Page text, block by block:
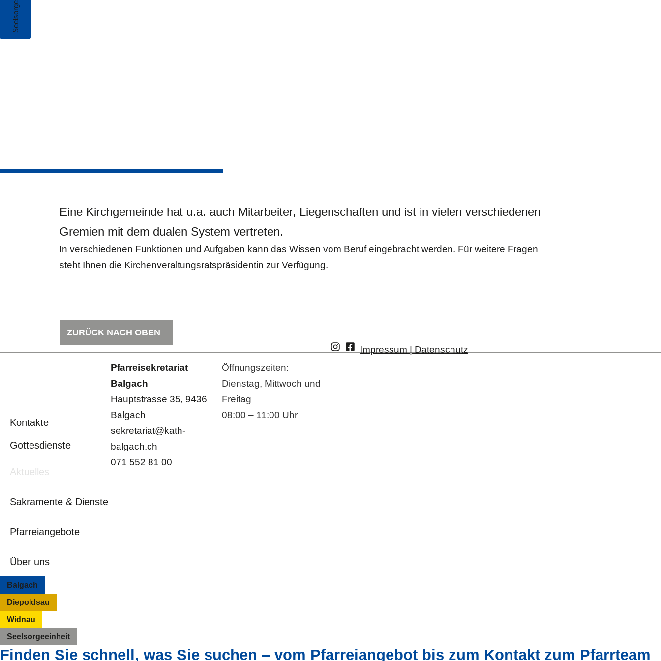
Eine Kirchgemeinde hat u.a. auch Mitarbeiter, Liegenschaften und ist in vielen verschiedenen
Gremien mit dem dualen System vertreten.
In verschiedenen Funktionen und Aufgaben kann das Wissen vom Beruf eingebracht werden. Für weitere Fragen
steht Ihnen die Kirchenveraltungsratspräsidentin zur Verfügung.
ZURÜCK NACH OBEN
Pfarreisekretariat
Balgach
Hauptstrasse 35, 9436
Balgach
sekretariat@kath-
balgach.ch
071 552 81 00
Öffnungszeiten:
Dienstag, Mittwoch und
Freitag
08:00 – 11:00 Uhr
Impressum | Datenschutz
Kontakte
Gottesdienste
Aktuelles
Sakramente & Dienste
Pfarreiangebote
Über uns
Balgach
Diepoldsau
Widnau
Seelsorgeeinheit
Finden Sie schnell, was Sie suchen – vom Pfarreiangebot bis zum Kontakt zum Pfarrteam